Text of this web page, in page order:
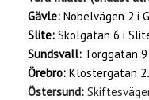
Gävle: Nobelvägen 2 i
Slite: Skolgatan 6 i
Sundsvall: Torggatan
Örebro: Klostergatan
Östersund: